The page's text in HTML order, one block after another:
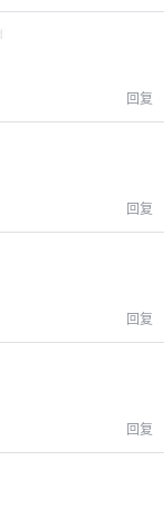
回复
回复
回复
回复